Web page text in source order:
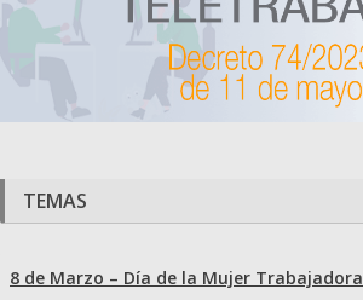
TEMAS
8 de Marzo – Día de la Mujer Trabajadora